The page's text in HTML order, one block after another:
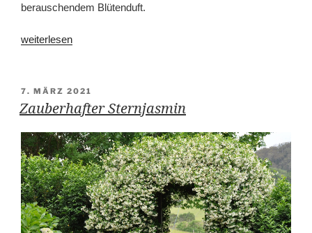
berauschendem Blütenduft.
„Sternjasmin“
weiterlesen
VERÖFFENTLICHT
AM
7. MÄRZ 2021
Zauberhafter Sternjasmin